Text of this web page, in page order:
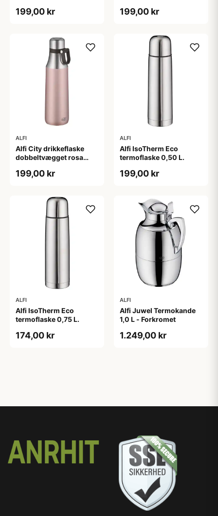
199,00 kr 199,00 kr
ALFI
Alfi City drikkeflaske
dobbeltvægget rosa
199,00 kr
ALFI
Alfi IsoTherm Eco
termoflaske 0,50 L.
199,00 kr
ALFI
Alfi IsoTherm Eco
termoflaske 0,75 L.
174,00 kr
ALFI
Alfi Juwel Termokande
1,0 L - Forkromet
1.249,00 kr